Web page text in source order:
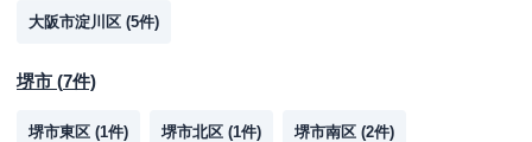
大阪市淀川区 (5件)
堺市 (7件)
堺市東区 (1件) 堺市北区 (1件) 堺市南区 (2件)